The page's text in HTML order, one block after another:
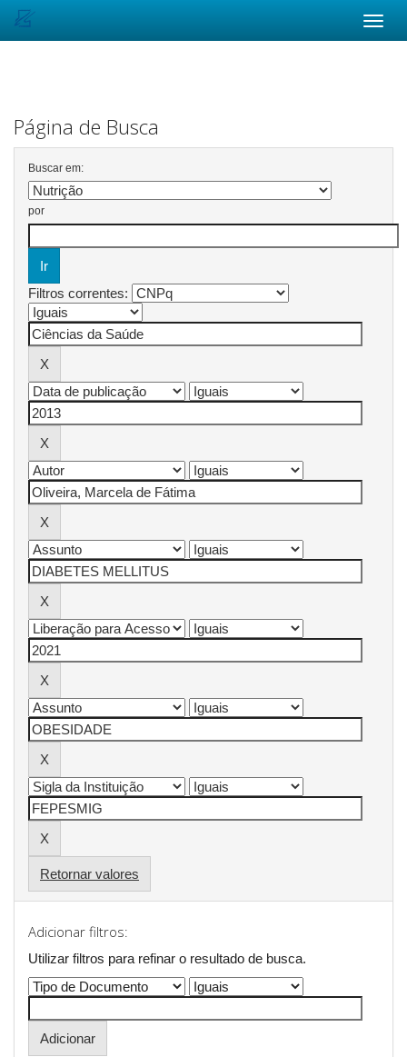
Página de Busca
Buscar em:
por
Filtros correntes:
Retornar valores
Adicionar filtros:
Utilizar filtros para refinar o resultado de busca.